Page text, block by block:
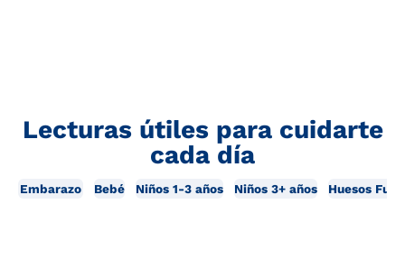
Lecturas útiles para cuidarte
cada día
Embarazo Bebé Niños 1-3 años Niños 3+ años Huesos